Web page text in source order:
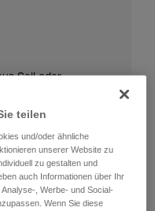
Seil oder
darauf, dass das
werden kann.
die sich in der
Sie die in
Ihres
teilen
und/oder ähnliche
unserer Website zu
zu gestalten und
auch Informationen über Ihr
, Werbe- und Social-
Wenn Sie diese